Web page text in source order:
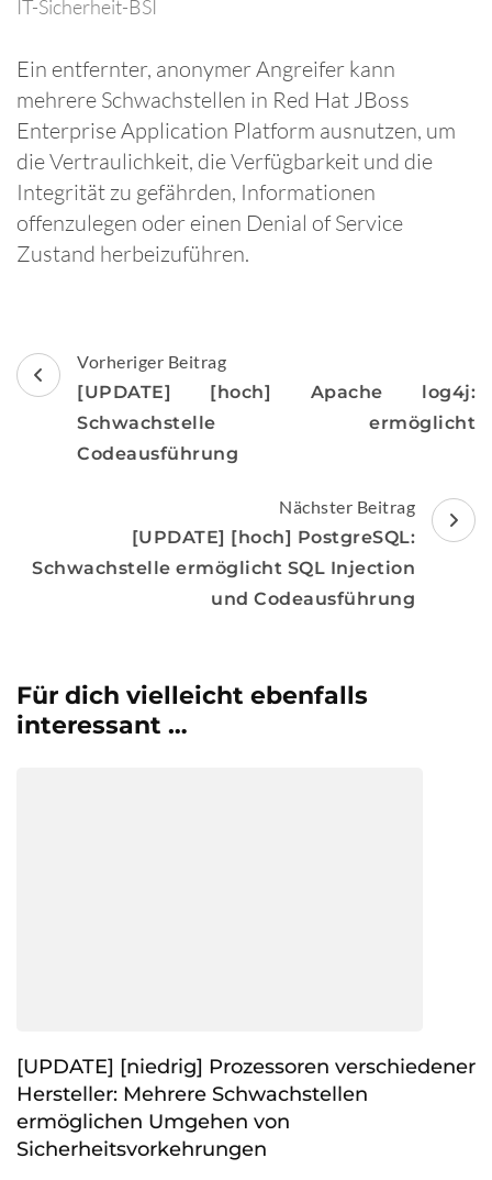
IT-Sicherheit-BSI
Ein entfernter, anonymer Angreifer kann
mehrere Schwachstellen in Red Hat JBoss
Enterprise Application Platform ausnutzen, um
die Vertraulichkeit, die Verfügbarkeit und die
Integrität zu gefährden, Informationen
offenzulegen oder einen Denial of Service
Zustand herbeizuführen.
Beitragsnavigation
Vorheriger Beitrag
[UPDATE] [hoch] Apache log4j:
Schwachstelle ermöglicht
Codeausführung
Nächster Beitrag
[UPDATE] [hoch] PostgreSQL:
Schwachstelle ermöglicht SQL Injection
und Codeausführung
Für dich vielleicht ebenfalls
interessant …
[UPDATE] [niedrig] Prozessoren verschiedener
Hersteller: Mehrere Schwachstellen
ermöglichen Umgehen von
Sicherheitsvorkehrungen